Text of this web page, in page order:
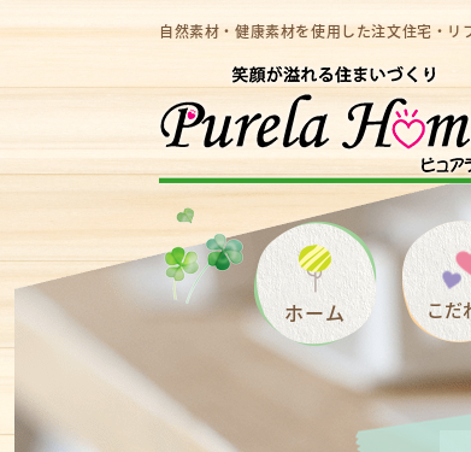
自然素材・健康素材を使用した注文住宅・リ
ホーム こだ